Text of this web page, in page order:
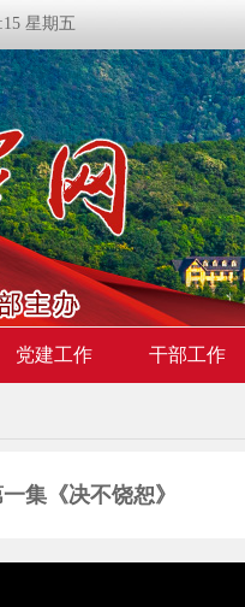
星期五
党建工作 干部工作
集《决不饶恕》